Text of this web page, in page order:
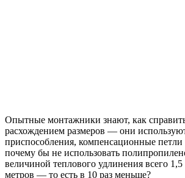
Опытные монтажники знают, как
расхождением размеров — они
приспособления, компенсационные петли
почему бы не использовать
величиной теплового удлинения всего
метров — то есть в 10 раз меньше?